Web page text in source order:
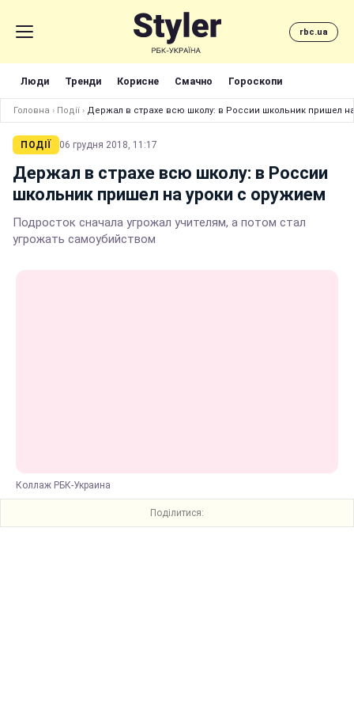
rbc.ua
Люди Тренди Корисне Смачно Гороскопи
Головна › Події › Держал в страхе всю школу: в России школьник пришел
ПОДІЇ 06 грудня 2018, 11:17
Держал в страхе всю школу: в России
школьник пришел на уроки с оружием
Подросток сначала угрожал учителям, а потом стал
угрожать самоубийством
Коллаж РБК-Украина
Поділитися: